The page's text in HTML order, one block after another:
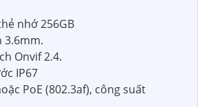
nhớ 256GB
3.6mm.
Onvif 2.4.
IP67
PoE (802.3af), công suất